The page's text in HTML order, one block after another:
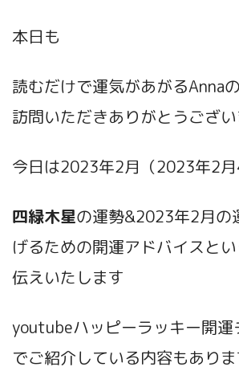
本日も
読むだけで運気があがるAnna
訪問いただきありがとうござ
今日は2023年2月 （2023年2
四緑木星の運勢&2023年2月の
げるための開運アドバイスと
伝えいたします
youtubeハッピーラッキー開運
でご紹介している内容もあり